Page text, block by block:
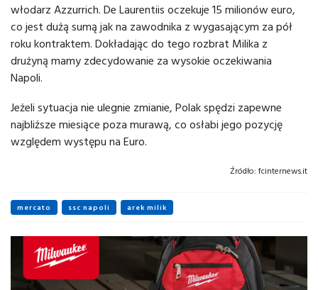
włodarz Azzurrich. De Laurentiis oczekuje 15 milionów euro,
co jest dużą sumą jak na zawodnika z wygasającym za pół
roku kontraktem. Dokładając do tego rozbrat Milika z
drużyną mamy zdecydowanie za wysokie oczekiwania
Napoli.
Jeżeli sytuacja nie ulegnie zmianie, Polak spędzi zapewne
najbliższe miesiące poza murawą, co osłabi jego pozycję
względem występu na Euro.
Źródło: fcinternews.it
mercato ssc napoli arek milik